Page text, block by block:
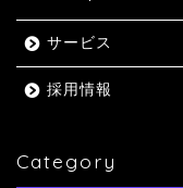
サービス
採用情報
Category